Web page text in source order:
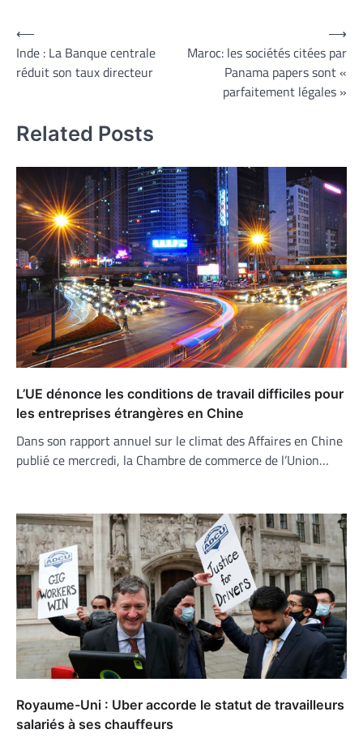
Navigation
de
l’article
⟵
Inde : La Banque centrale
réduit son taux directeur
Maroc: les sociétés citées par
Panama papers sont «
parfaitement légales »
⟶
Related Posts
L’UE dénonce les conditions de travail difficiles pour
les entreprises étrangères en Chine
Dans son rapport annuel sur le climat des Affaires en Chine
publié ce mercredi, la Chambre de commerce de l’Union…
Royaume-Uni : Uber accorde le statut de travailleurs
salariés à ses chauffeurs